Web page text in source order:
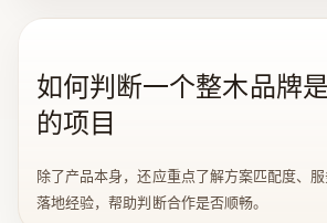
如何判断一个整木品牌
的项目
除了产品本身，还应重点了解方案匹配度、
落地经验，帮助判断合作是否顺畅。